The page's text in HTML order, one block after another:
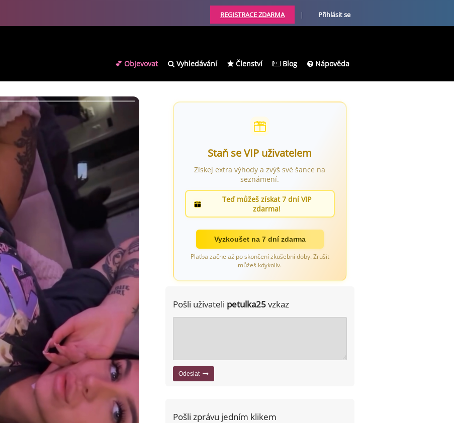
REGISTRACE ZDARMA | Přihlásit se
💕 Objevovat Vyhledávání Členství Blog Nápověda
Staň se VIP uživatelem
Získej extra výhody a zvýš své šance na
seznámení.
Teď můžeš získat 7 dní VIP
zdarma!
Vyzkoušet na 7 dní zdarma
Platba začne až po skončení zkušební doby. Zrušit
můžeš kdykoliv.
Pošli uživateli petulka25vzkaz
Odeslat
Pošli zprávu jedním klikem